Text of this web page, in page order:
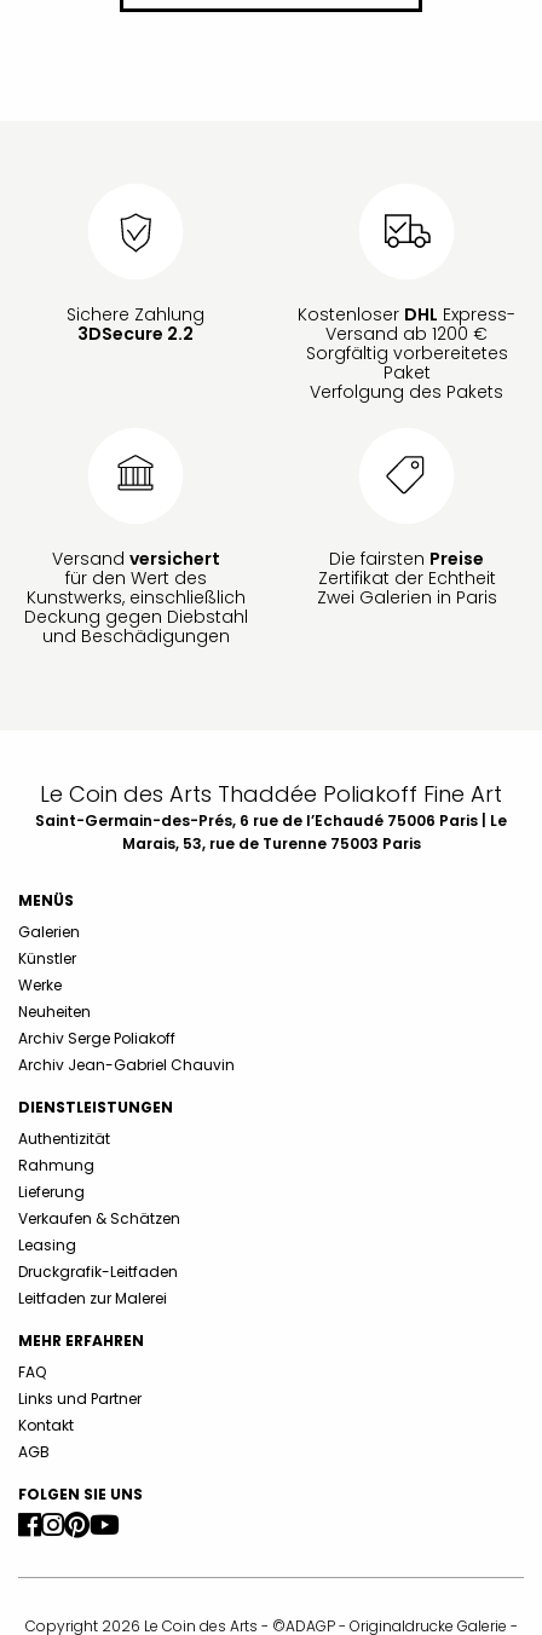
Sichere Zahlung
3DSecure 2.2
Kostenloser DHL Express-
Versand ab 1200 €
Sorgfältig vorbereitetes
Paket
Verfolgung des Pakets
Versand versichert
für den Wert des
Kunstwerks, einschließlich
Deckung gegen Diebstahl
und Beschädigungen
Die fairsten Preise
Zertifikat der Echtheit
Zwei Galerien in Paris
Le Coin des Arts Thaddée Poliakoff Fine Art
Saint-Germain-des-Prés, 6 rue de l’Echaudé 75006 Paris | Le
Marais, 53, rue de Turenne 75003 Paris
MENÜS
Galerien
Künstler
Werke
Neuheiten
Archiv Serge Poliakoff
Archiv Jean-Gabriel Chauvin
DIENSTLEISTUNGEN
Authentizität
Rahmung
Lieferung
Verkaufen & Schätzen
Leasing
Druckgrafik-Leitfaden
Leitfaden zur Malerei
MEHR ERFAHREN
FAQ
Links und Partner
Kontakt
AGB
FOLGEN SIE UNS
Copyright 2026 Le Coin des Arts - ©ADAGP - Originaldrucke Galerie -